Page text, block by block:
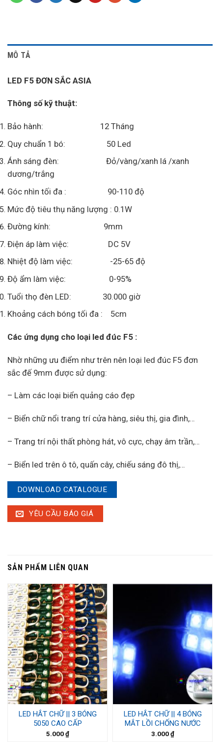
MÔ TẢ
LED F5 ĐƠN SẮC ASIA
Thông số kỹ thuật:
Bảo hành: 12 Tháng
Quy chuẩn 1 bó: 50 Led
Ánh sáng đèn: Đỏ/vàng/xanh lá /xanh
dương/trắng
Góc nhìn tối đa : 90-110 độ
Mức độ tiêu thụ năng lượng : 0.1W
Đường kính: 9mm
Điện áp làm việc: DC 5V
Nhiệt độ làm việc: -25-65 độ
Độ ẩm làm việc: 0-95%
Tuổi thọ đèn LED: 30.000 giờ
Khoảng cách bóng tối đa : 5cm
Các ứng dụng cho loại led đúc F5 :
Nhờ những ưu điểm như trên nên loại led đúc F5 đơn
sắc đế 9mm được sử dụng:
– Làm các loại biển quảng cáo đẹp
– Biển chữ nổi trang trí cửa hàng, siêu thị, gia đình,…
– Trang trí nội thất phòng hát, vô cực, chạy âm trần,…
– Biển led trên ô tô, quấn cây, chiếu sáng đô thị,…
DOWNLOAD CATALOGUE
YÊU CẦU BÁO GIÁ
SẢN PHẨM LIÊN QUAN
LED HẮT CHỮ || 3 BÓNG
5050 CAO CẤP
5.000₫
LED HẮT CHỮ || 4 BÓNG
MẮT LỒI CHỐNG NƯỚC
3.000₫